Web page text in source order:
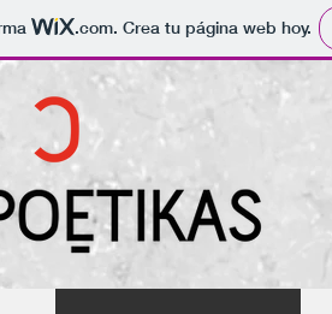
.com. Crea tu página web hoy.